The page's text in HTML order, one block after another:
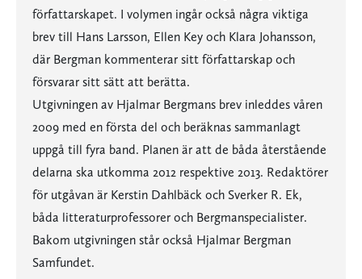
författarskapet. I volymen ingår också några viktiga
brev till Hans Larsson, Ellen Key och Klara Johansson,
där Bergman kommenterar sitt författarskap och
försvarar sitt sätt att berätta.
Utgivningen av Hjalmar Bergmans brev inleddes våren
2009 med en första del och beräknas sammanlagt
uppgå till fyra band. Planen är att de båda återstående
delarna ska utkomma 2012 respektive 2013. Redaktörer
för utgåvan är Kerstin Dahlbäck och Sverker R. Ek,
båda litteraturprofessorer och Bergmanspecialister.
Bakom utgivningen står också Hjalmar Bergman
Samfundet.